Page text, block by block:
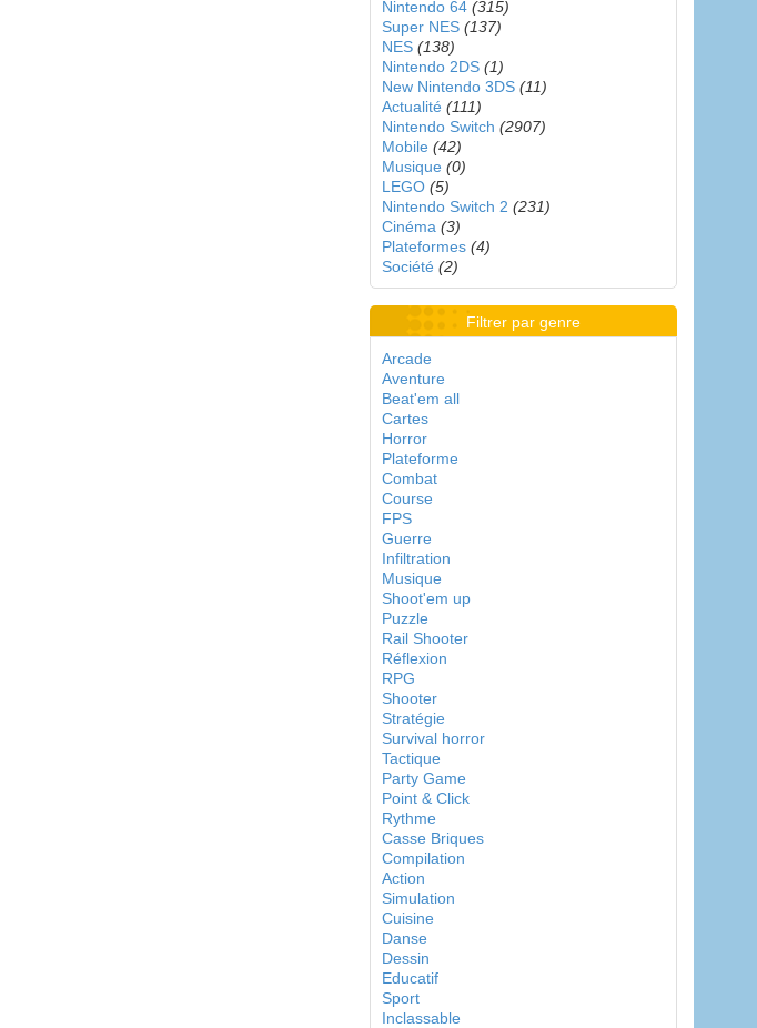
Nintendo 64 (315)
Super NES (137)
NES (138)
Nintendo 2DS (1)
New Nintendo 3DS (11)
Actualité (111)
Nintendo Switch (2907)
Mobile (42)
Musique (0)
LEGO (5)
Nintendo Switch 2 (231)
Cinéma (3)
Plateformes (4)
Société (2)
Filtrer par genre
Arcade
Aventure
Beat'em all
Cartes
Horror
Plateforme
Combat
Course
FPS
Guerre
Infiltration
Musique
Shoot'em up
Puzzle
Rail Shooter
Réflexion
RPG
Shooter
Stratégie
Survival horror
Tactique
Party Game
Point & Click
Rythme
Casse Briques
Compilation
Action
Simulation
Cuisine
Danse
Dessin
Educatif
Sport
Inclassable